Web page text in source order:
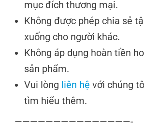
mục đích thương mại.
Không được phép chia sẻ
xuống cho người khác.
Không áp dụng hoàn tiền
sản phẩm.
Vui lòng liên hệ với chúng
tìm hiểu thêm.
———————————————-